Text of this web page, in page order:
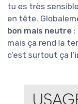
tu es très
en tête.
bon mais neutre :
mais ça rend la
c’est surtout ça